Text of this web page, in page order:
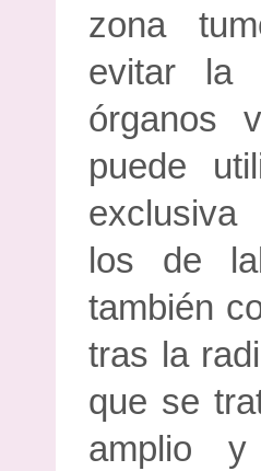
zona
evitar la
órganos
puede
los de
también
tras la
que se
amplio